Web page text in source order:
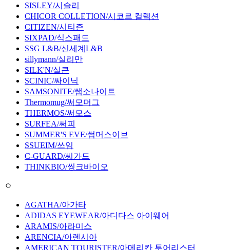
SISLEY/시슬리
CHICOR COLLETION/시코르 컬렉션
CITIZEN/시티즌
SIXPAD/식스패드
SSG L&B/신세계L&B
sillymann/실리만
SILK'N/실큰
SCINIC/싸이닉
SAMSONITE/쌤소나이트
Thermomug/써모머그
THERMOS/써모스
SURFEA/써피
SUMMER'S EVE/썸머스이브
SSUEIM/쓰임
C-GUARD/씨가드
THINKBIO/씽크바이오
ㅇ
AGATHA/아가타
ADIDAS EYEWEAR/아디다스 아이웨어
ARAMIS/아라미스
ARENCIA/아렌시아
AMERICAN TOURISTER/아메리칸 투어리스터